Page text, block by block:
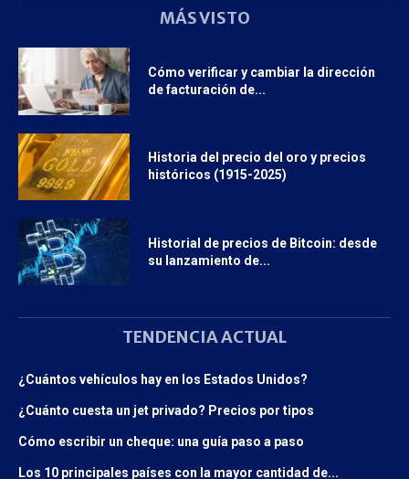
MÁS VISTO
Cómo verificar y cambiar la dirección
de facturación de...
Historia del precio del oro y precios
históricos (1915-2025)
Historial de precios de Bitcoin: desde
su lanzamiento de...
TENDENCIA ACTUAL
¿Cuántos vehículos hay en los Estados Unidos?
¿Cuánto cuesta un jet privado? Precios por tipos
Cómo escribir un cheque: una guía paso a paso
Los 10 principales países con la mayor cantidad de...